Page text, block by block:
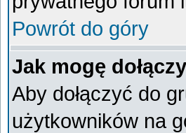
Powrót do góry
Jak mogę
Aby dołączyć do
użytkowników na